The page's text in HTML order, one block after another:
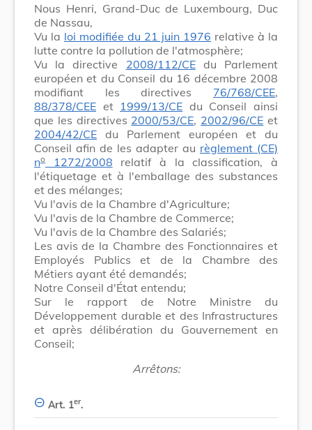
Nous Henri, Grand-Duc de Luxembourg, Duc
de Nassau,
Vu la loi modifiée du 21 juin 1976 relative à la
lutte contre la pollution de l'atmosphère;
Vu la directive 2008/112/CEdu Parlement
européen et du Conseil du 16 décembre 2008
modifiant les directives 76/768/CEE,
88/378/CEE et 1999/13/CE du Conseil ainsi
que les directives 2000/53/CE, 2002/96/CE et
2004/42/CE du Parlement européen et du
Conseil afin de les adapter au règlement (CE)
no 1272/2008 relatif à la classification, à
l'étiquetage et à l'emballage des substances
et des mélanges;
Vu l'avis de la Chambre d'Agriculture;
Vu l'avis de la Chambre de Commerce;
Vu l'avis de la Chambre des Salariés;
Les avis de la Chambre des Fonctionnaires et
Employés Publics et de la Chambre des
Métiers ayant été demandés;
Notre Conseil d'État entendu;
Sur le rapport de Notre Ministre du
Développement durable et des Infrastructures
et après délibération du Gouvernement en
Conseil;
Arrêtons:
Art. 1er.